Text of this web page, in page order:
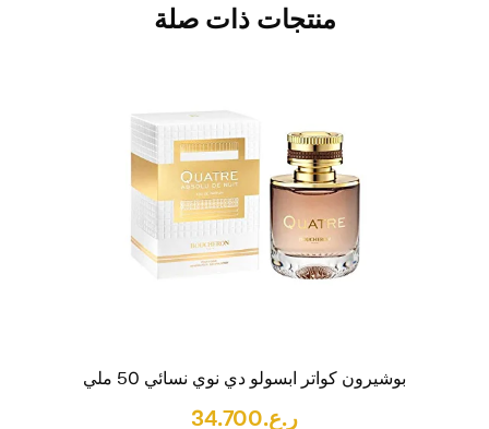
منتجات ذات صلة
بوشيرون كواتر ابسولو دي نوي نسائي 50 ملي
ر.ع.34.700